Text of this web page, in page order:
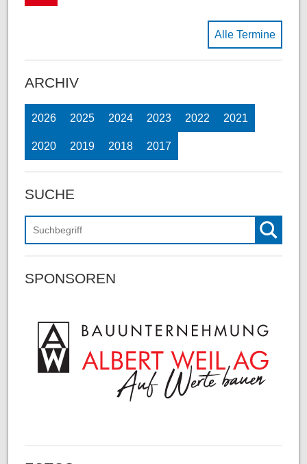
Alle Termine
ARCHIV
2026 2025 2024 2023 2022 2021
2020 2019 2018 2017
SUCHE
Suchen
SPONSOREN